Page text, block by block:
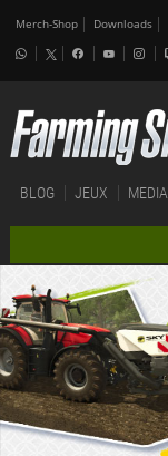
Merch-Shop Downloads
BLOG JEUX MEDIA